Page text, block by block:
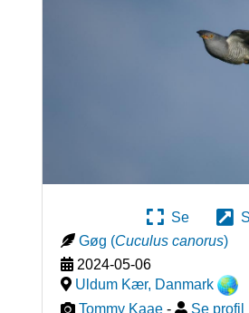
Se
Gøg (Cuculus canorus)
2024-05-06
Uldum Kær, Danmark
Tommy Kaae - Se profil